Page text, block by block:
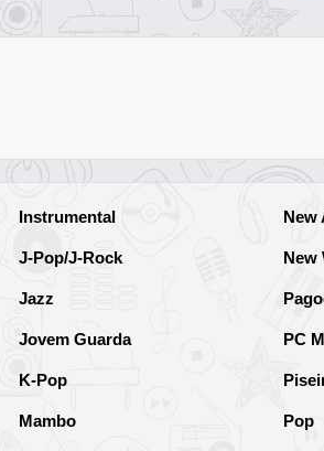
Instrumental
J-Pop/J-Rock
Jazz
Jovem Guarda
K-Pop
Mambo
New
New
PC
Pop